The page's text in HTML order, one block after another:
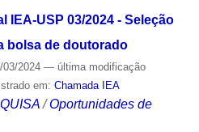
IEA-USP 03/2024 - Seleção
bolsa de doutorado
2024 — última modificação
em: Chamada IEA
/Oportunidades de